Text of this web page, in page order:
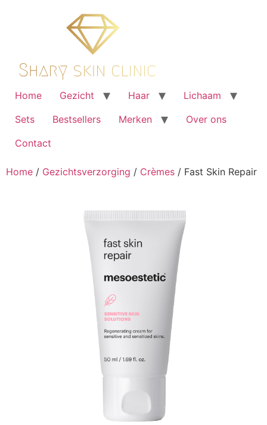
Home Gezicht Haar
Lichaam
Sets
Bestsellers Merken
Over ons
Contact
Home / Gezichtsverzorging / Crèmes / Fast Skin Repair